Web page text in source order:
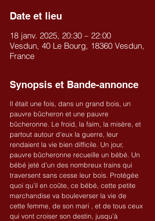
Date et lieu
18 janv. 2025, 20:30 – 22:00
Vesdun, 40 Le Bourg, 18360 Vesdun,
France
Synopsis et Bande-annonce
Il était une fois, dans un grand bois, un
pauvre bûcheron et une pauvre
bûcheronne. Le froid, la faim, la misère, et
partout autour d'eux la guerre, leur
rendaient la vie bien difficile. Un jour,
pauvre bûcheronne recueille un bébé. Un
bébé jeté d’un des nombreux trains qui
traversent sans cesse leur bois. Protégée
quoi qu’il en coûte, ce bébé, cette petite
marchandise va bouleverser la vie de
cette femme, de son mari , et de tous ceux
qui vont croiser son destin, jusqu’à